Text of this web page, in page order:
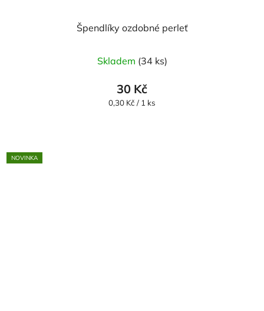
Špendlíky ozdobné perleť
Skladem (34 ks)
30 Kč
Měrná
0,30 Kč / 1 ks
NOVINKA